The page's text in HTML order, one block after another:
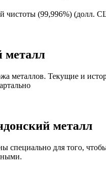
чистоты (99,996%) (долл.
Текущие и
металл
специально для того,